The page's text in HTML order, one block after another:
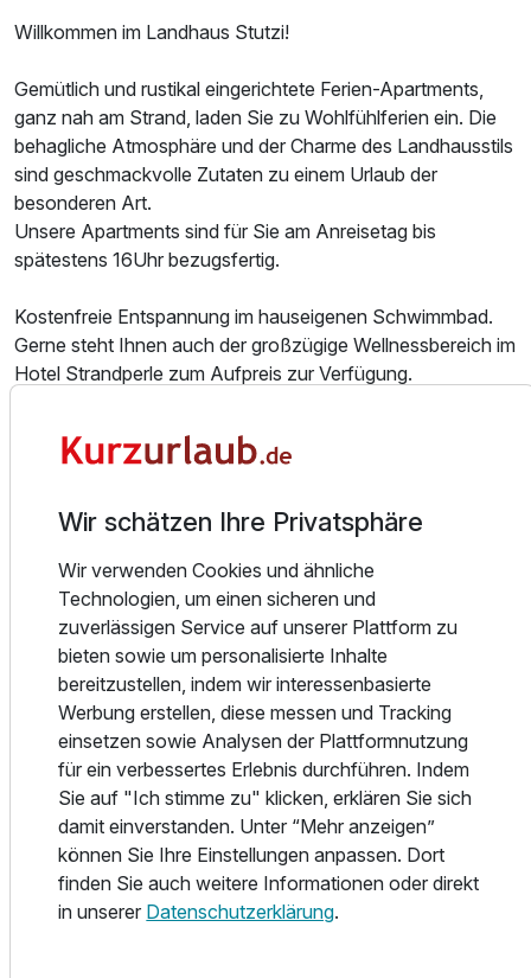
Appartement Nebenhaus C
2 Erwachsene und 3 Kinder
p.P. ab343,42 €
Willkommen im Landhaus Stutzi!
Gemütlich und rustikal eingerichtete Ferien-Apartments,
ganz nah am Strand, laden Sie zu Wohlfühlferien ein. Die
behagliche Atmosphäre und der Charme des Landhausstils
sind geschmackvolle Zutaten zu einem Urlaub der
besonderen Art.
Unsere Apartments sind für Sie am Anreisetag bis
spätestens 16Uhr bezugsfertig.
Kostenfreie Entspannung im hauseigenen Schwimmbad.
Gerne steht Ihnen auch der großzügige Wellnessbereich im
Hotel Strandperle zum Aufpreis zur Verfügung.
Lassen Sie den Alltag einfach hinter sich und genießen Sie
Ihren Urlaub – unser Landhaus Stutzi ist ideal dafür, ob zu
können Sie – gegen Gebühr von 13,-EUR/Nacht – in der
Tiefgarage unseres Hotels Strandperle sicher abstellen.
Willkommen bei uns, direkt „am Deich“, da wo Duhnen am
schönsten ist. Und wir, ein familiengeführtes
Hotelunternehmen mit persönlicher Atmosphäre, bieten
Ihnen für Ihren Urlaub das ganze Jahr den passenden
Rahmen. Sie können wählen zwischen unserem Hotel
Strandperle (Zimmer und Suiten), unserem Seeschlößchen
(Apartments direkt an der Promenade) oder unserem
Landhaus Stutzi (rustikale Apartments).
Wir möchten, dass sich unsere Gäste das ganze Jahr
wohlfühlen und mit unserer herzlichen Gastfreundschaft
einen entspannten Aufenthalt genießen können. Ihr
Wir schätzen Ihre Privatsphäre
Wir verwenden Cookies und ähnliche
Technologien, um einen sicheren und
zuverlässigen Service auf unserer Plattform zu
bieten sowie um personalisierte Inhalte
bereitzustellen, indem wir interessenbasierte
Werbung erstellen, diese messen und Tracking
einsetzen sowie Analysen der Plattformnutzung
für ein verbessertes Erlebnis durchführen. Indem
Sie auf "Ich stimme zu" klicken, erklären Sie sich
damit einverstanden. Unter “Mehr anzeigen”
können Sie Ihre Einstellungen anpassen. Dort
finden Sie auch weitere Informationen oder direkt
in unserer Datenschutzerklärung.